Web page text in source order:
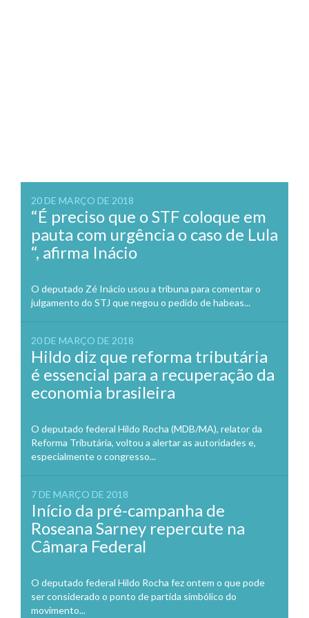
20 DE MARÇO DE 2018
“É preciso que o STF coloque em
pauta com urgência o caso de Lula
“, afirma Inácio
O deputado Zé Inácio usou a tribuna para comentar o
julgamento do STJ que negou o pedido de habeas...
20 DE MARÇO DE 2018
Hildo diz que reforma tributária
é essencial para a recuperação da
economia brasileira
O deputado federal Hildo Rocha (MDB/MA), relator da
Reforma Tributária, voltou a alertar as autoridades e,
especialmente o congresso...
7 DE MARÇO DE 2018
Início da pré-campanha de
Roseana Sarney repercute na
Câmara Federal
O deputado federal Hildo Rocha fez ontem o que pode
ser considerado o ponto de partida simbólico do
movimento...